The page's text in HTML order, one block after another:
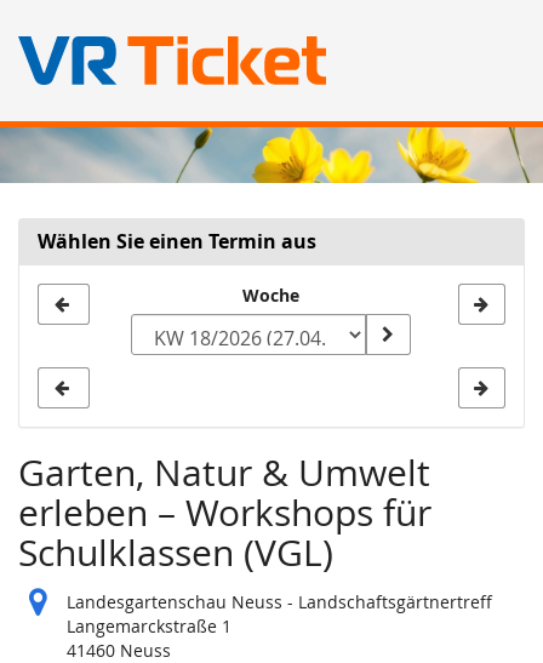
springen
Wählen Sie einen Termin aus
zur
Woche
Garten, Natur & Umwelt
erleben – Workshops für
Schulklassen (VGL)
Landesgartenschau Neuss - Landschaftsgärtnertreff
Langemarckstraße 1
41460 Neuss